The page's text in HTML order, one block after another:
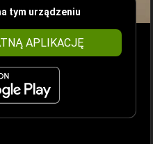
tym urządzeniu
APLIKACJĘ